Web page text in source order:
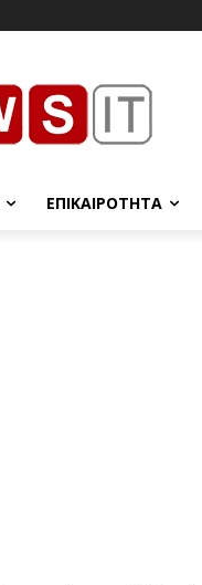
ΕΠΙΚΑΙΡΌΤΗΤΑ